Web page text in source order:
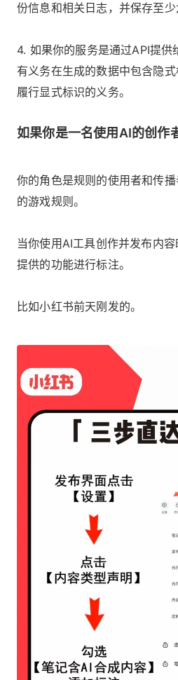
份信息和相关日志，并保存至少
4. 如果你的服务是通过API提供
有义务在生成的数据中包含隐
履行显式标识的义务。
如果你是一名使用AI的创作
你的角色是规则的使用者和传
的游戏规则。
当你使用AI工具创作并发布内
提供的功能进行标注。
比如小红书前天刚发的。